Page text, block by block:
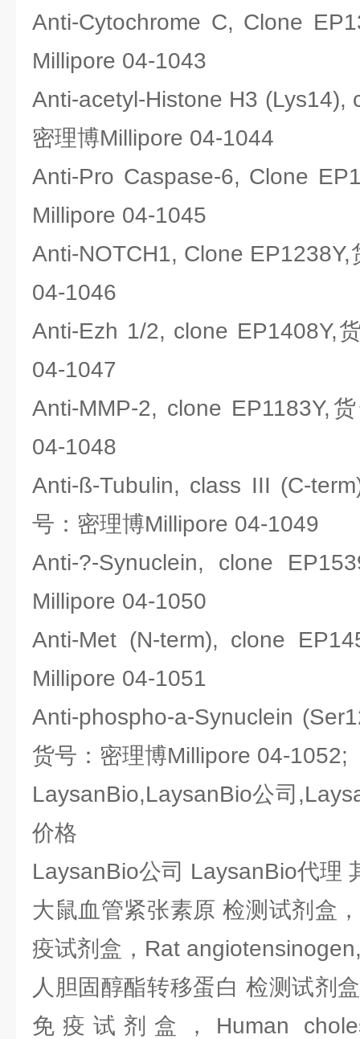
Anti-Cytochrome C, Clone
Millipore 04-1043
Anti-acetyl-Histone H3 (Lys14),
密理博Millipore 04-1044
Anti-Pro Caspase-6, Clone
Millipore 04-1045
Anti-NOTCH1, Clone
04-1046
Anti-Ezh 1/2, clone EP1408Y,
04-1047
Anti-MMP-2, clone EP1183Y,
04-1048
Anti-ß-Tubulin, class III (C-
号：密理博Millipore 04-1049
Anti-?-Synuclein, clone
Millipore 04-1050
Anti-Met (N-term), clone
Millipore 04-1051
Anti-phospho-a-Synuclein
货号：密理博Millipore 04-1052;
LaysanBio,LaysanBio公司
价格
LaysanBio公司 LaysanBio代理
大鼠血管紧张素原 检测试剂盒
疫试剂盒，Rat
人胆固醇酯转移蛋白 检测试剂
免疫试剂盒，Human